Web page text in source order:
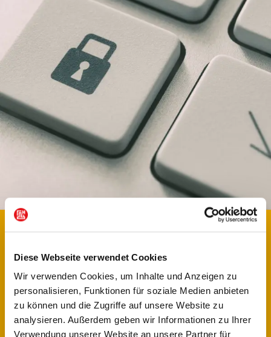
Diese Webseite verwendet Cookies
Wir verwenden Cookies, um Inhalte und Anzeigen zu
personalisieren, Funktionen für soziale Medien anbieten
zu können und die Zugriffe auf unsere Website zu
analysieren. Außerdem geben wir Informationen zu Ihrer
Verwendung unserer Website an unsere Partner für
Datenverarbeitung im Detail